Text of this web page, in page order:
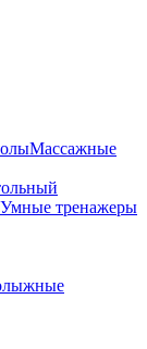
Массажные
Умные тренажеры